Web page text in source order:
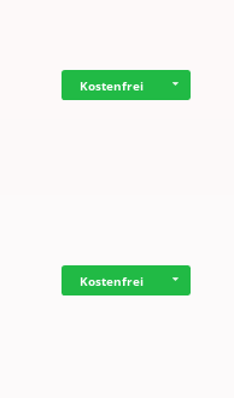
Kostenfrei
Kostenfrei